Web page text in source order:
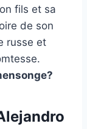
fils et sa
de son
russe et